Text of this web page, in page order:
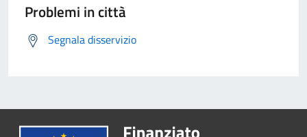
Problemi in città
Segnala disservizio